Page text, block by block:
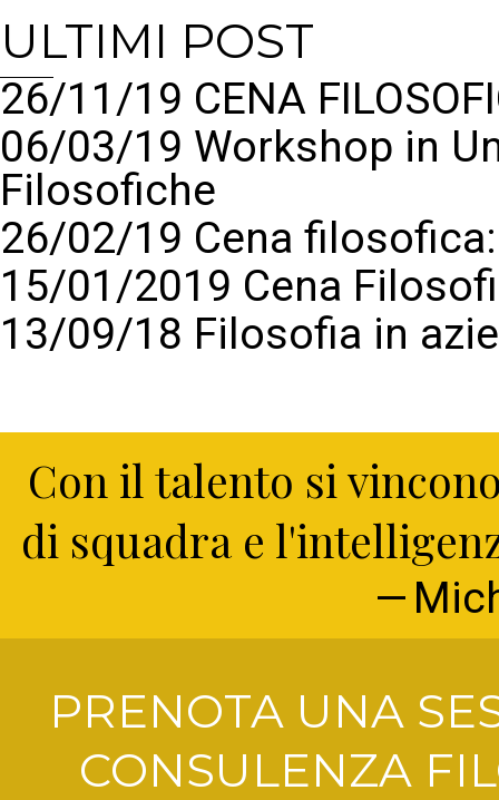
ULTIMI POST
26/11/19 CENA
06/03/19 Workshop in
Filosofiche
26/02/19 Cena filosofica:
15/01/2019 Cena
13/09/18 Filosofia in
Con il talento si
di squadra e
PRENOTA UNA
CONSULENZA